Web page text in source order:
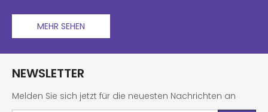
MEHR SEHEN
NEWSLETTER
Melden Sie sich jetzt für die neuesten Nachrichten an